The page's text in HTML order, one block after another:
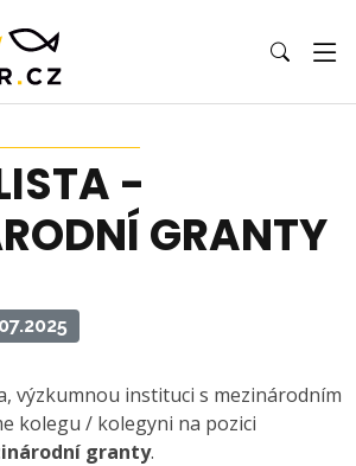
-
GRANTY
výzkumnou instituci s mezinárodním
kolegu / kolegyni na pozici
granty.